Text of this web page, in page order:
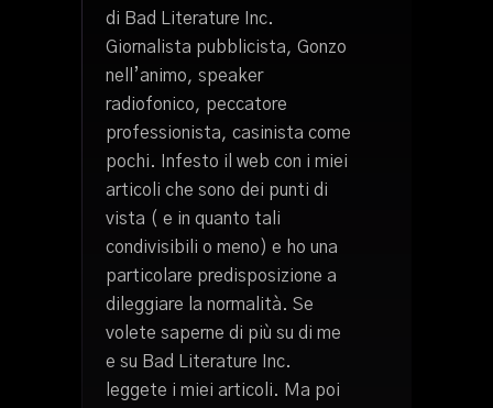
di Bad Literature Inc.
Giornalista pubblicista, Gonzo
nell’animo, speaker
radiofonico, peccatore
professionista, casinista come
pochi. Infesto il web con i miei
articoli che sono dei punti di
vista ( e in quanto tali
condivisibili o meno) e ho una
particolare predisposizione a
dileggiare la normalità. Se
volete saperne di più su di me
e su Bad Literature Inc.
leggete i miei articoli. Ma poi